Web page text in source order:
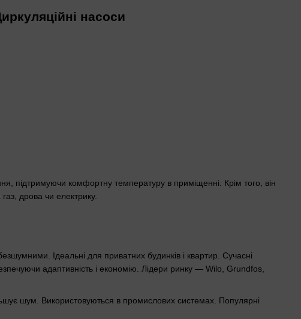
підтримуючи комфортну температуру в приміщенні. Крім того, він
дрова чи електрику.
Ідеальні для приватних будинків і квартир. Сучасні
адаптивність і економію. Лідери ринку — Wilo, Grundfos,
шум. Використовуються в промислових системах. Популярні